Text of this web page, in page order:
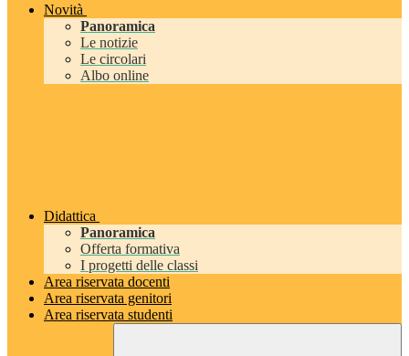
Novità
Panoramica
Le notizie
Le circolari
Albo online
Didattica
Panoramica
Offerta formativa
I progetti delle classi
Area riservata docenti
Area riservata genitori
Area riservata studenti